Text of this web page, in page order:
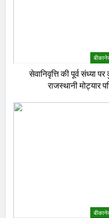
सेवानिवृत्ति की पूर्व संध्या
राजस्थानी मोट्यार